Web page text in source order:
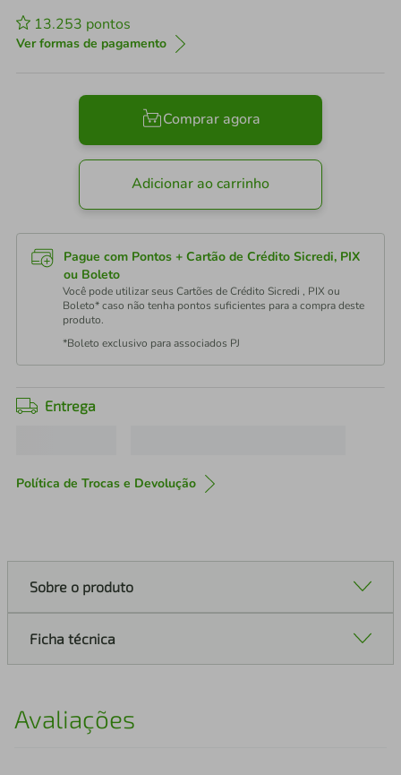
13.253 pontos
Ver formas de pagamento
Comprar agora
Adicionar ao carrinho
Pague com Pontos + Cartão de Crédito Sicredi, PIX
ou Boleto
Você pode utilizar seus Cartões de Crédito Sicredi , PIX ou
Boleto* caso não tenha pontos suficientes para a compra deste
produto.
*Boleto exclusivo para associados PJ
Entrega
Política de Trocas e Devolução
Sobre o produto
Ficha técnica
Avaliações